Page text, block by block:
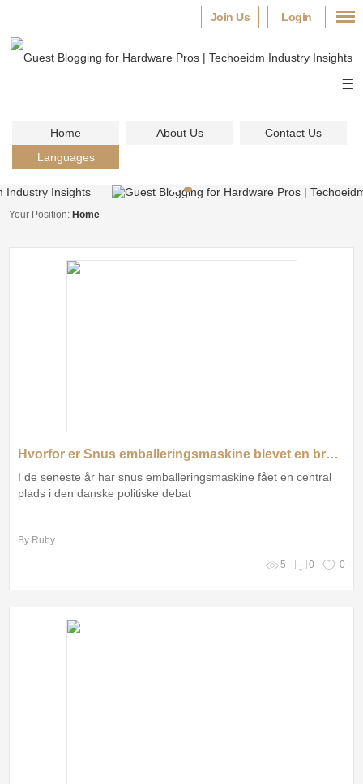
Login
Join Us
Home About Us
Contact Us
Languages
Your Position: Home
Hvorfor er Snus emballeringsmaskine blevet en brændende politisk debat i Danmark?
I de seneste år har snus emballeringsmaskine fået en central
plads i den danske politiske debat
By Ruby
5 0 0